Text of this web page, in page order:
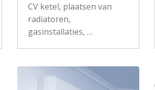
CV ketel, plaatsen van
radiatoren,
gasinstallaties, …